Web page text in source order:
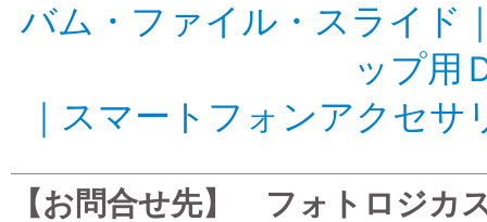
バム・ファイル・スライド
ップ用
スマートフォンアクセサ
【お問合せ先】 フォトロジ